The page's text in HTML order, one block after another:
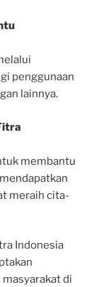
penggunaan
lainnya.
membantu
meraih cita-
Indonesia
di